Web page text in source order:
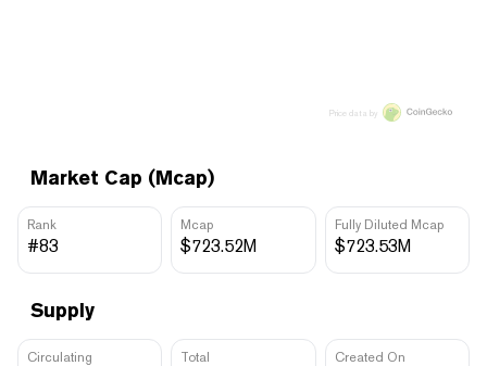
Market Cap (Mcap)
Rank
#83
Mcap
$723.52M
Fully Diluted Mcap
$723.53M
Supply
Circulating Total Created On
Price data by